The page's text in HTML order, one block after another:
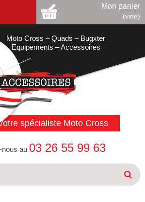
Mon panier
(vide)
Moto Cross – Quads – Bugxter
Equipements – Accessoires
spécialiste Moto Cross
au 03 26 55 99 63